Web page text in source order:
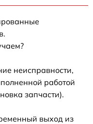
неисправности,
работой
запчасти).
выход из